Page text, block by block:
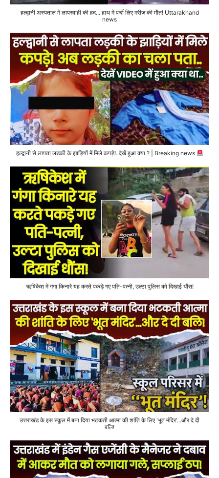
हल्द्वानी अस्पताल में लापरवाही की हद... हाथ में पर्ची लिए मरीज की मौत! Uttarakhand
news
हल्द्वानी से लापता लड़की के झाड़ियों में मिले कपड़े!..देखें हुआ क्या ? | Breaking news
ऋषिकेश में गंगा किनारे यह करते पकड़े गए पति-पत्नी, उल्टा पुलिस को दिखाई धौंस!
उत्तराखंड के इस स्कूल में बना दिया भटकती आत्मा की शांति के लिए 'भूत मंदिर'...और दे दी
बलि!